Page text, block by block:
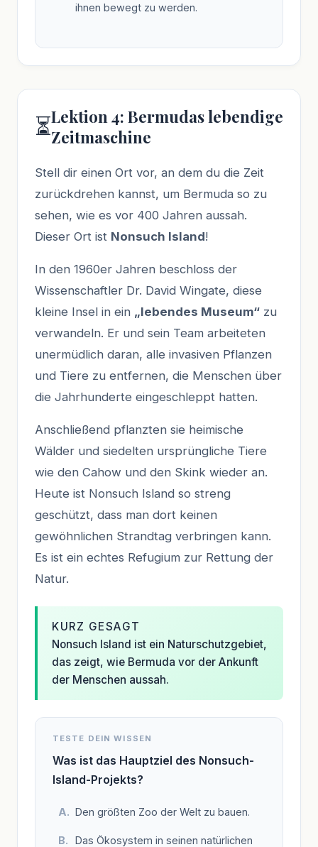
ihnen bewegt zu werden.
⏳Lektion 4: Bermudas lebendige
Zeitmaschine
Stell dir einen Ort vor, an dem du die Zeit
zurückdrehen kannst, um Bermuda so zu
sehen, wie es vor 400 Jahren aussah.
Dieser Ort ist Nonsuch Island!
In den 1960er Jahren beschloss der
Wissenschaftler Dr. David Wingate, diese
kleine Insel in ein „lebendes Museum“ zu
verwandeln. Er und sein Team arbeiteten
unermüdlich daran, alle invasiven Pflanzen
und Tiere zu entfernen, die Menschen über
die Jahrhunderte eingeschleppt hatten.
Anschließend pflanzten sie heimische
Wälder und siedelten ursprüngliche Tiere
wie den Cahow und den Skink wieder an.
Heute ist Nonsuch Island so streng
geschützt, dass man dort keinen
gewöhnlichen Strandtag verbringen kann.
Es ist ein echtes Refugium zur Rettung der
Natur.
KURZ GESAGT
Nonsuch Island ist ein Naturschutzgebiet,
das zeigt, wie Bermuda vor der Ankunft
der Menschen aussah.
TESTE DEIN WISSEN
Was ist das Hauptziel des Nonsuch-
Island-Projekts?
Den größten Zoo der Welt zu bauen.
Das Ökosystem in seinen natürlichen